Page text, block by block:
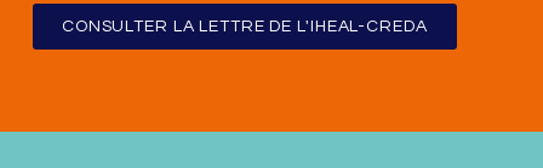
CONSULTER LA LETTRE DE L'IHEAL-CREDA